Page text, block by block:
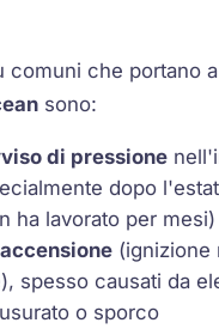
comuni che portano
sono:
di pressione
dopo
ha lavorato per mesi)
(ignizione
spesso causati da
o sporco